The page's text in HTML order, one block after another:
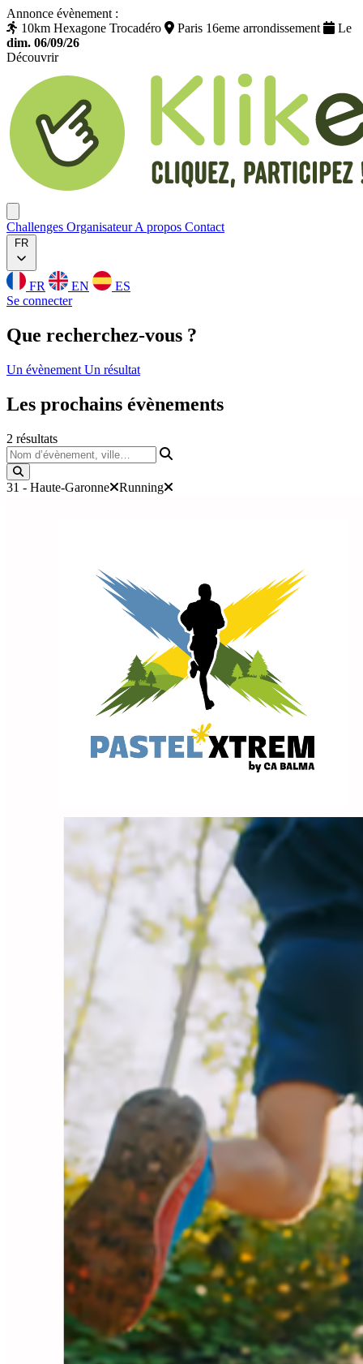
Annonce évènement :
10km Hexagone Trocadéro
Paris 16eme arrondissement
Le
dim. 06/09/26
Découvrir
Challenges OrganisateurA propos Contact
FR
FR EN
ES
Se connecter
Que recherchez-vous ?
Un évènement Un résultat
Les prochains évènements
2 résultats
Nom d’évènement, ville…
31 - Haute-Garonne Running